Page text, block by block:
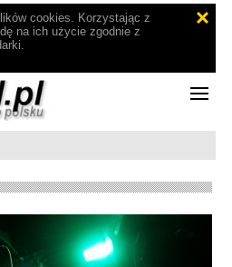
cookies. Korzystając z
na ich użycie zgodnie z